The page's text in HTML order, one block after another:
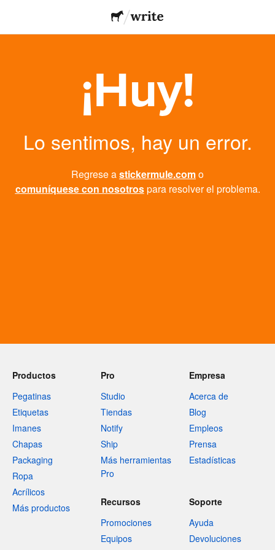
¡Huy!
Lo sentimos, hay un error.
Regrese astickermule.como
comuníquese con nosotrospara resolver el problema.
Productos
Pegatinas
Etiquetas
Imanes
Chapas
Packaging
Ropa
Acrílicos
Más productos
Pro
Studio
Tiendas
Notify
Ship
Más herramientas
Pro
Empresa
Acerca de
Blog
Empleos
Prensa
Estadísticas
Recursos
Promociones
Equipos
Soporte
Ayuda
Devoluciones